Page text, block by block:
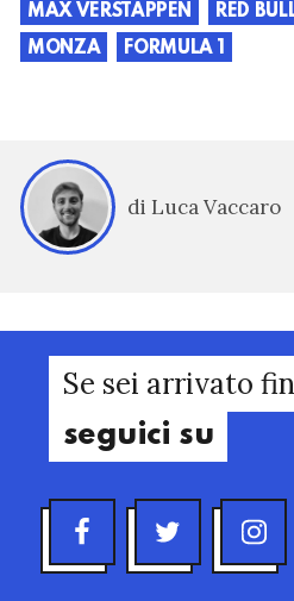
MAX VERSTAPPEN RED
MONZA
FORMULA 1
di Luca Vaccaro
Se sei arrivato
seguici su